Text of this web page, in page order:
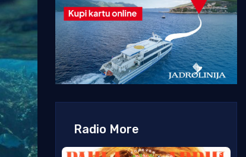
Radio More